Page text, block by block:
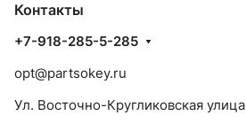
Контакты
+7-918-285-5-285
opt@partsokey.ru
Ул. Восточно-Кругликовская